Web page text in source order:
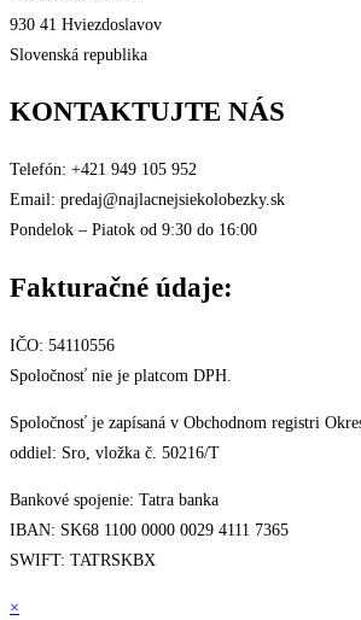
930 41 Hviezdoslavov
Slovenská republika
KONTAKTUJTE NÁS
Telefón: +421 949 105 952
Email: predaj@najlacnejsiekolobezky.sk
Pondelok – Piatok od 9:30 do 16:00
Fakturačné údaje:
IČO: 54110556
Spoločnosť nie je platcom DPH.
Spoločnosť je zapísaná v Obchodnom registri
oddiel: Sro, vložka č. 50216/T
Bankové spojenie: Tatra banka
IBAN: SK68 1100 0000 0029 4111 7365
SWIFT: TATRSKBX
×